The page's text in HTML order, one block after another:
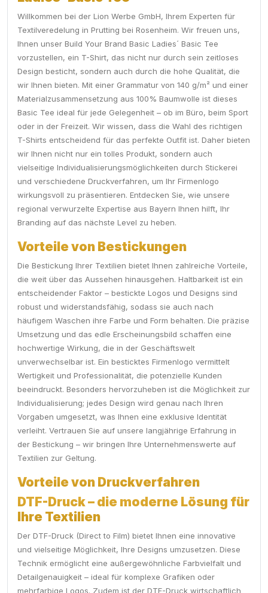
Willkommen bei der Lion Werbe GmbH, Ihrem Experten für
Textilveredelung in Prutting bei Rosenheim. Wir freuen uns,
Ihnen unser Build Your Brand Basic Ladies´ Basic Tee
vorzustellen, ein T-Shirt, das nicht nur durch sein zeitloses
Design besticht, sondern auch durch die hohe Qualität, die
wir Ihnen bieten. Mit einer Grammatur von 140 g/m² und einer
Materialzusammensetzung aus 100% Baumwolle ist dieses
Basic Tee ideal für jede Gelegenheit – ob im Büro, beim Sport
oder in der Freizeit. Wir wissen, dass die Wahl des richtigen
T-Shirts entscheidend für das perfekte Outfit ist. Daher bieten
wir Ihnen nicht nur ein tolles Produkt, sondern auch
vielseitige Individualisierungsmöglichkeiten durch Stickerei
und verschiedene Druckverfahren, um Ihr Firmenlogo
wirkungsvoll zu präsentieren. Entdecken Sie, wie unsere
regional verwurzelte Expertise aus Bayern Ihnen hilft, Ihr
Branding auf das nächste Level zu heben.
Vorteile von Bestickungen
Die Bestickung Ihrer Textilien bietet Ihnen zahlreiche Vorteile,
die weit über das Aussehen hinausgehen. Haltbarkeit ist ein
entscheidender Faktor – bestickte Logos und Designs sind
robust und widerstandsfähig, sodass sie auch nach
häufigem Waschen ihre Farbe und Form behalten. Die präzise
Umsetzung und das edle Erscheinungsbild schaffen eine
hochwertige Wirkung, die in der Geschäftswelt
unverwechselbar ist. Ein besticktes Firmenlogo vermittelt
Wertigkeit und Professionalität, die potenzielle Kunden
beeindruckt. Besonders hervorzuheben ist die Möglichkeit zur
Individualisierung; jedes Design wird genau nach Ihren
Vorgaben umgesetzt, was Ihnen eine exklusive Identität
verleiht. Vertrauen Sie auf unsere langjährige Erfahrung in
der Bestickung – wir bringen Ihre Unternehmenswerte auf
Textilien zur Geltung.
Vorteile von Druckverfahren
DTF-Druck – die moderne Lösung für
Ihre Textilien
Der DTF-Druck (Direct to Film) bietet Ihnen eine innovative
und vielseitige Möglichkeit, Ihre Designs umzusetzen. Diese
Technik ermöglicht eine außergewöhnliche Farbvielfalt und
Detailgenauigkeit – ideal für komplexe Grafiken oder
mehrfarbige Logos. Zudem ist der DTF-Druck wirtschaftlich